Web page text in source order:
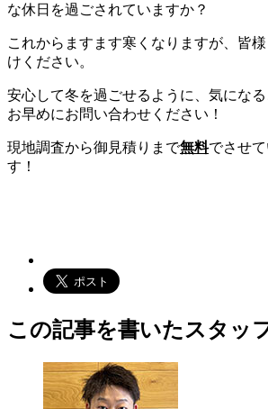
な休日を過ごされていますか？
これからますます寒くなりますが、皆
けください。
安心して冬を過ごせるように、気にな
お早めにお問い合わせください！
現地調査から御見積りまで無料でさせ
す！
この記事を書いたスタッ